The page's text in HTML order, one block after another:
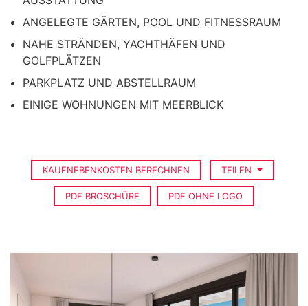
ANGELEGTE GÄRTEN, POOL UND FITNESSRAUM
NAHE STRÄNDEN, YACHTHÄFEN UND
GOLFPLÄTZEN
PARKPLATZ UND ABSTELLRAUM
EINIGE WOHNUNGEN MIT MEERBLICK
KAUFNEBENKOSTEN BERECHNEN TEILEN
PDF BROSCHÜRE PDF OHNE LOGO